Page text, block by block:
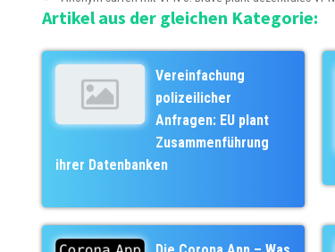
e
o
n
i
r
i
g
Artikel aus der gleichen Kategorie:
Vereinfachung
polizeilicher
Anfragen: EU plant
Zusammenführung
ihrer Datenbanken